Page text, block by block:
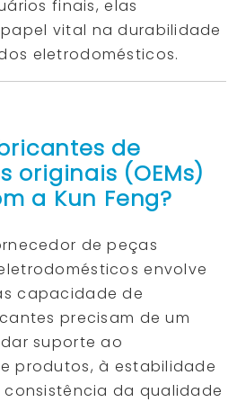
finais, elas
vital na durabilidade
eletrodomésticos.
de
originais (OEMs)
a Kun Feng?
de peças
envolve
capacidade de
precisam de um
suporte ao
produtos, à estabilidade
da qualidade